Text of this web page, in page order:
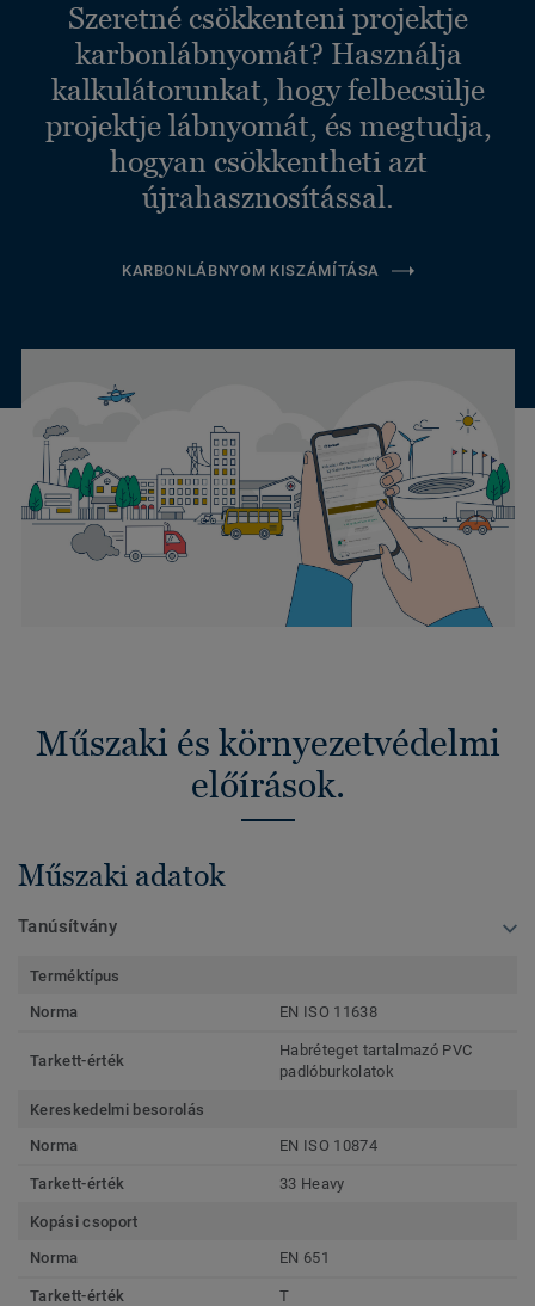
Szeretné csökkenteni projektje
karbonlábnyomát? Használja
kalkulátorunkat, hogy felbecsülje
projektje lábnyomát, és megtudja,
hogyan csökkentheti azt
újrahasznosítással.
KARBONLÁBNYOM KISZÁMÍTÁSA
Műszaki és környezetvédelmi
előírások.
Műszaki adatok
Tanúsítvány
Terméktípus
Norma
EN ISO 11638
Tarkett-érték
Habréteget tartalmazó PVC
padlóburkolatok
Kereskedelmi besorolás
Norma
EN ISO 10874
Tarkett-érték 33 Heavy
Kopási csoport
Norma
EN 651
Tarkett-érték T